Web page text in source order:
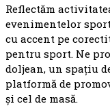
Reflectăm
evenimentelor
cu accent pe
pentru sport. Ne
doljean, un spațiu
platformă de
și cel de masă.